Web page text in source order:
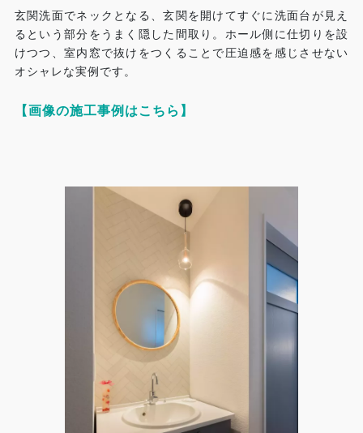
玄関洗面でネックとなる、玄関を開けてすぐに洗面台が見え
るという部分をうまく隠した間取り。ホール側に仕切りを設
けつつ、室内窓で抜けをつくることで圧迫感を感じさせない
オシャレな実例です。
【画像の施工事例はこちら】